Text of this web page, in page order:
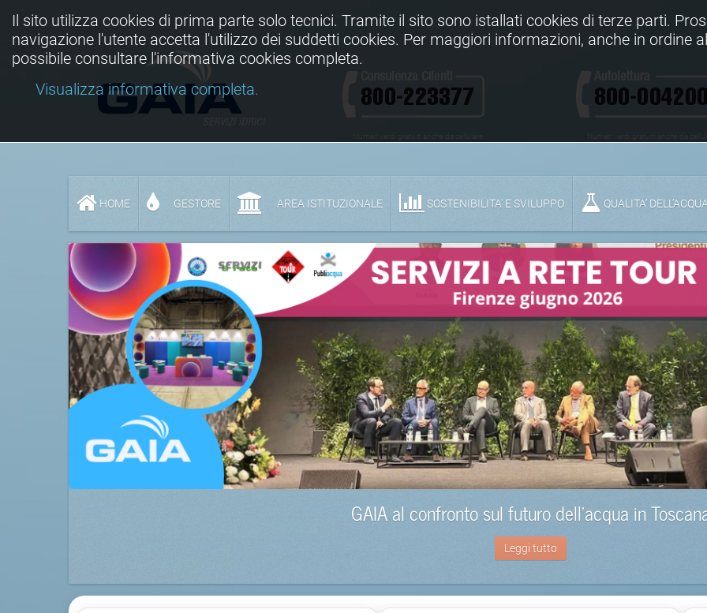
HOME GESTORE AREA ISTITUZIONALE SOSTENIBILITA' E SVILUPPO QUALITA’
GAIA al confronto sul futuro dell’acqua in
Leggi tutto
Il sito utilizza cookies di prima parte solo tecnici. Tramite il sito sono istallati cookies di terze parti.
navigazione l'utente accetta l'utilizzo dei suddetti cookies. Per maggiori informazioni, anche in ordine
possibile consultare l'informativa cookies completa.
Visualizza informativa completa.